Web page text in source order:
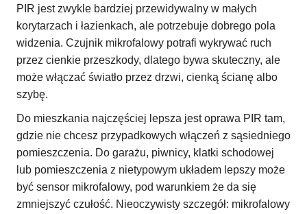
PIR jest zwykle bardziej przewidywalny w małych
korytarzach i łazienkach, ale potrzebuje dobrego pola
widzenia. Czujnik mikrofalowy potrafi wykrywać ruch
przez cienkie przeszkody, dlatego bywa skuteczny, ale
może włączać światło przez drzwi, cienką ścianę albo
szybę.
Do mieszkania najczęściej lepsza jest oprawa PIR tam,
gdzie nie chcesz przypadkowych włączeń z sąsiedniego
pomieszczenia. Do garażu, piwnicy, klatki schodowej
lub pomieszczenia z nietypowym układem lepszy może
być sensor mikrofalowy, pod warunkiem że da się
zmniejszyć czułość. Nieoczywisty szczegół: mikrofalowy